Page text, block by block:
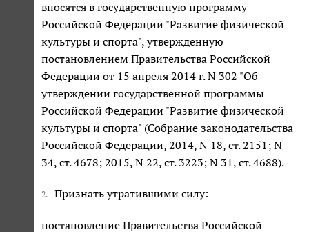
вносятся в государственную программу
Российской Федерации "Развитие физической
культуры и спорта", утвержденную
постановлением Правительства Российской
Федерации от 15 апреля 2014 г. N 302 "Об
утверждении государственной программы
Российской Федерации "Развитие физической
культуры и спорта" (Собрание законодательства
Российской Федерации, 2014, N 18, ст. 2151; N
34, ст. 4678; 2015, N 22, ст. 3223; N 31, ст. 4688).
2. Признать утратившими силу:
постановление Правительства Российской